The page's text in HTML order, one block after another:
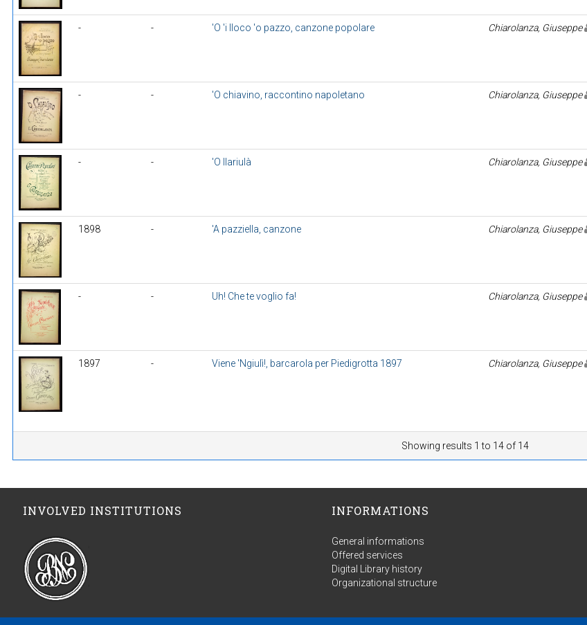
- - 'O 'i lloco 'o pazzo, canzone popolare Chiarolanza, Giuseppe
- - 'O chiavino, raccontino napoletano Chiarolanza, Giuseppe
- - 'O llariulà Chiarolanza, Giuseppe
1898 - 'A pazziella, canzone Chiarolanza, Giuseppe
- - Uh! Che te voglio fa! Chiarolanza, Giuseppe
1897 - Viene 'Ngiulì!, barcarola per Piedigrotta 1897 Chiarolanza, Giuseppe
Showing results 1 to 14 of 14
INVOLVED INSTITUTIONS INFORMATIONS
General informations
Offered services
Digital Library history
Organizational structure